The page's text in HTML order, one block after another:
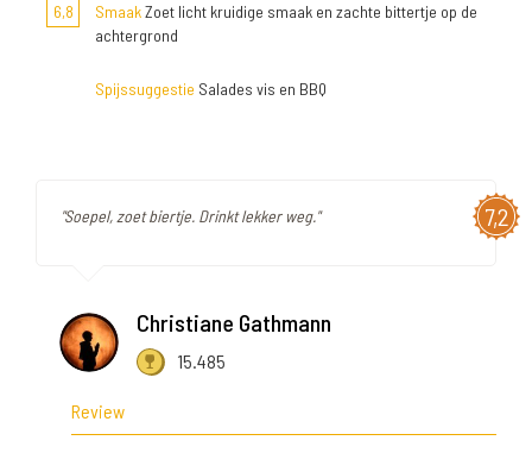
6,8 SmaakZoet licht kruidige smaak en zachte bittertje op de
achtergrond
Spijssuggestie Salades vis en BBQ
7,2
"Soepel, zoet biertje. Drinkt lekker weg."
Christiane Gathmann
15.485
Review